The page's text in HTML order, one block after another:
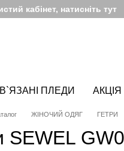
кабінет, натисніть тут
В`ЯЗАНІ ПЛЕДИ АКЦІЯ
ЖІНОЧИЙ ОДЯГ ГЕТРИ
SEWEL